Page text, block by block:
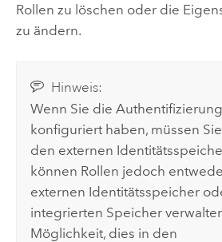
Rollen zu löschen oder die
zu ändern.
Hinweis:
Wenn Sie die
konfiguriert haben, müssen
den externen
können Rollen jedoch
externen Identitätsspeicher
integrierten Speicher
Möglichkeit, dies in den